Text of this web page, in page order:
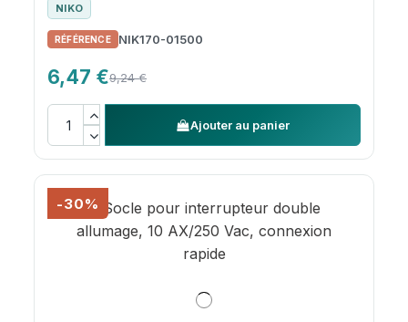
NIKO
NIK170-01500
6,47 €9,24 €
Ajouter au panier
-30%